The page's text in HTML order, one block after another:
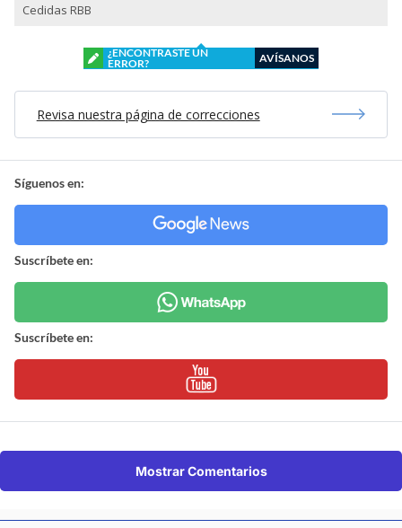
Cedidas RBB
¿ENCONTRASTE UN
ERROR?
AVÍSANOS
Revisa nuestra página de correcciones
Síguenos en:
Suscríbete en:
Suscríbete en:
Mostrar Comentarios